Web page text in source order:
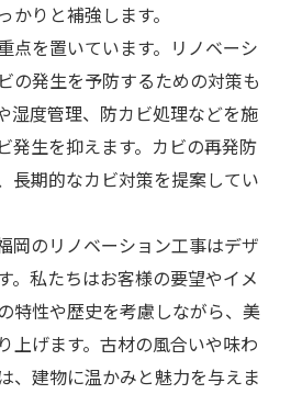
りと補強します。
点を置いています。リノベーシ
の発生を予防するための対策も
湿度管理、防カビ処理などを施
発生を抑えます。カビの再発防
長期的なカビ対策を提案してい
岡のリノベーション工事はデザ
。私たちはお客様の要望やイメ
特性や歴史を考慮しながら、美
上げます。古材の風合いや味わ
、建物に温かみと魅力を与えま